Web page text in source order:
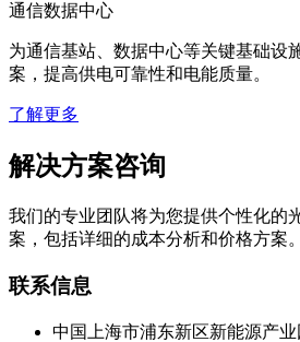
通信数据中心
为通信基站、数据中心等关键基础设
案，提高供电可靠性和电能质量。
了解更多
解决方案咨询
我们的专业团队将为您提供个性化的
案，包括详细的成本分析和价格方案。
联系信息
中国上海市浦东新区新能源产业